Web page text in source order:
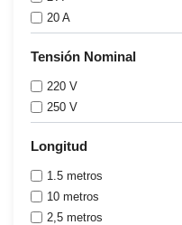
20 A
Tensión Nominal
220 V
250 V
Longitud
1.5 metros
10 metros
2,5 metros